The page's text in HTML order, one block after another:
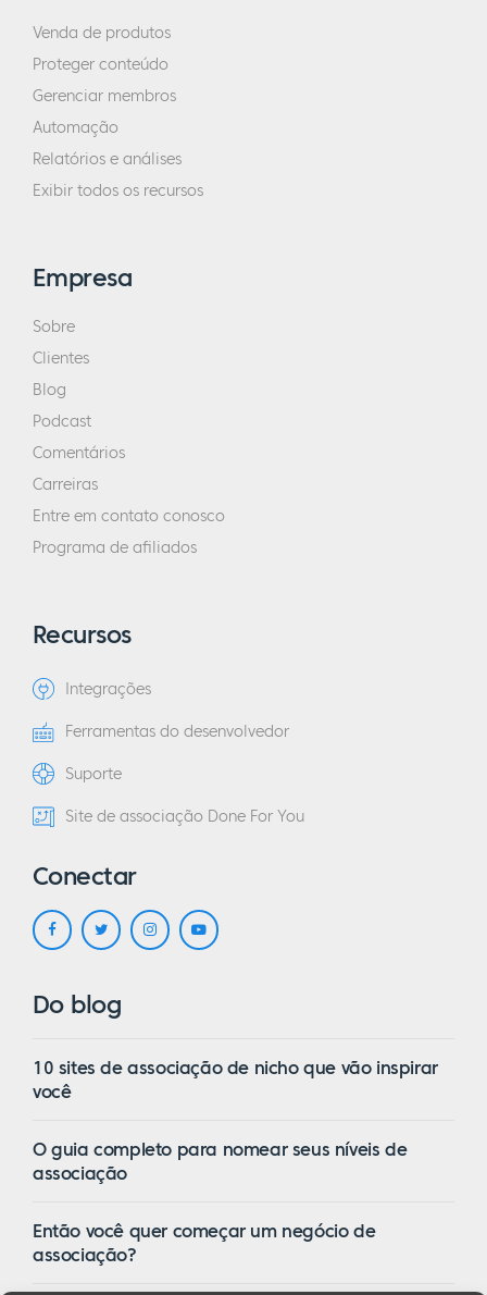
Venda de produtos
Proteger conteúdo
Gerenciar membros
Automação
Relatórios e análises
Exibir todos os recursos
Empresa
Sobre
Clientes
Blog
Podcast
Comentários
Carreiras
Entre em contato conosco
Programa de afiliados
Recursos
Integrações
Ferramentas do desenvolvedor
Suporte
Site de associação Done For You
Conectar
Do blog
10 sites de associação de nicho que vão inspirar
você
O guia completo para nomear seus níveis de
associação
Então você quer começar um negócio de
associação?